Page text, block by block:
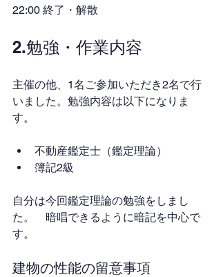
22:00 終了・解散
2.勉強・作業内容
主催の他、1名ご参加いただき2名で行
いました。勉強内容は以下になりま
す。
不動産鑑定士（鑑定理論）
簿記2級
自分は今回鑑定理論の勉強をしまし
た。　暗唱できるように暗記を中心で
す。
建物の性能の留意事項